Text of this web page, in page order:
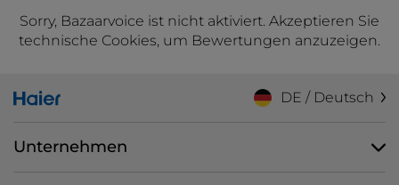
Sorry, Bazaarvoice ist nicht aktiviert. Akzeptieren Sie
technische Cookies, um Bewertungen anzuzeigen.
DE / Deutsch
Unternehmen